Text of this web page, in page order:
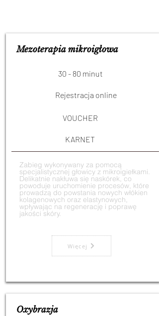
Mezoterapia mikroigłowa
30 - 80 minut
Rejestracja online
VOUCHER
Zabieg wykonywany za pomocą
specjalistycznej głowicy z mikroigiełkami.
Delikatnie nakłuwa się naskórek, co
powoduje uruchomienie procesów, które
prowadzą do powstania nowych włókien
kolagenowych oraz elastynowych,
wpływając na regenerację i poprawę
jakości skóry.
KARNET
Więcej
Oxybrazja